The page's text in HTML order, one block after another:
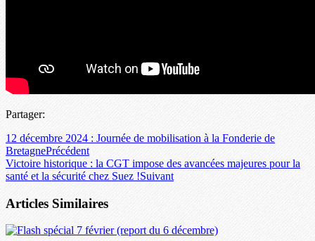
Partager:
12 décembre 2024 : Journée de mobilisation à la Fonderie de
BretagnePrécédent
Victoire historique : la CGT impose des avancées majeures pour la
santé et la sécurité chez Suez !Suivant
Articles Similaires